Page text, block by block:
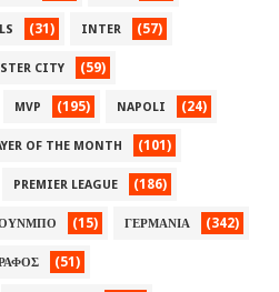
(31) INTER (57)
CITY (59)
MVP (195) NAPOLI (24)
OF THE MONTH (101)
PREMIER LEAGUE (186)
(15) ΓΕΡΜΑΝΙΑ (342)
(51)